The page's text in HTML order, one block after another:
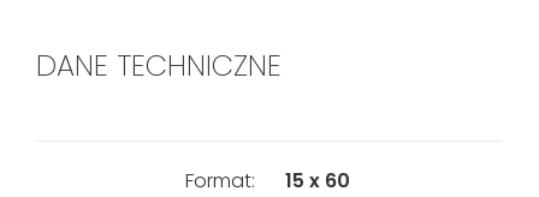
DANE TECHNICZNE
Format: 15 x 60